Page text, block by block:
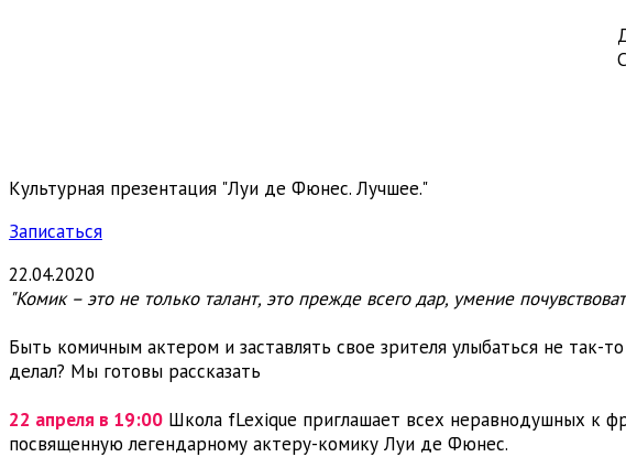
Культурная презентация "Луи де Фюнес. Лучшее."
Записаться
22.04.2020
"Комик – это не только талант, это прежде всего дар, умение
Быть комичным актером и заставлять свое зрителя улыбаться не так-
делал? Мы готовы рассказать
22 апреля в 19:00 Школа fLexique приглашает всех неравнодушных к
посвященную легендарному актеру-комику Луи де Фюнес.